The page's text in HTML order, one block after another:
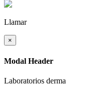
Llamar
×
Modal Header
Laboratorios derma